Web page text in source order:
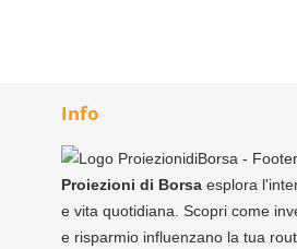
Info
Proiezioni di Borsa esplora
e vita quotidiana. Scopri come
e risparmio influenzano la tua